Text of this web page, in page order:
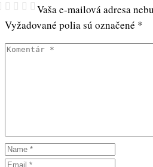
Vaša e-mailová adresa
Vyžadované polia sú označené *